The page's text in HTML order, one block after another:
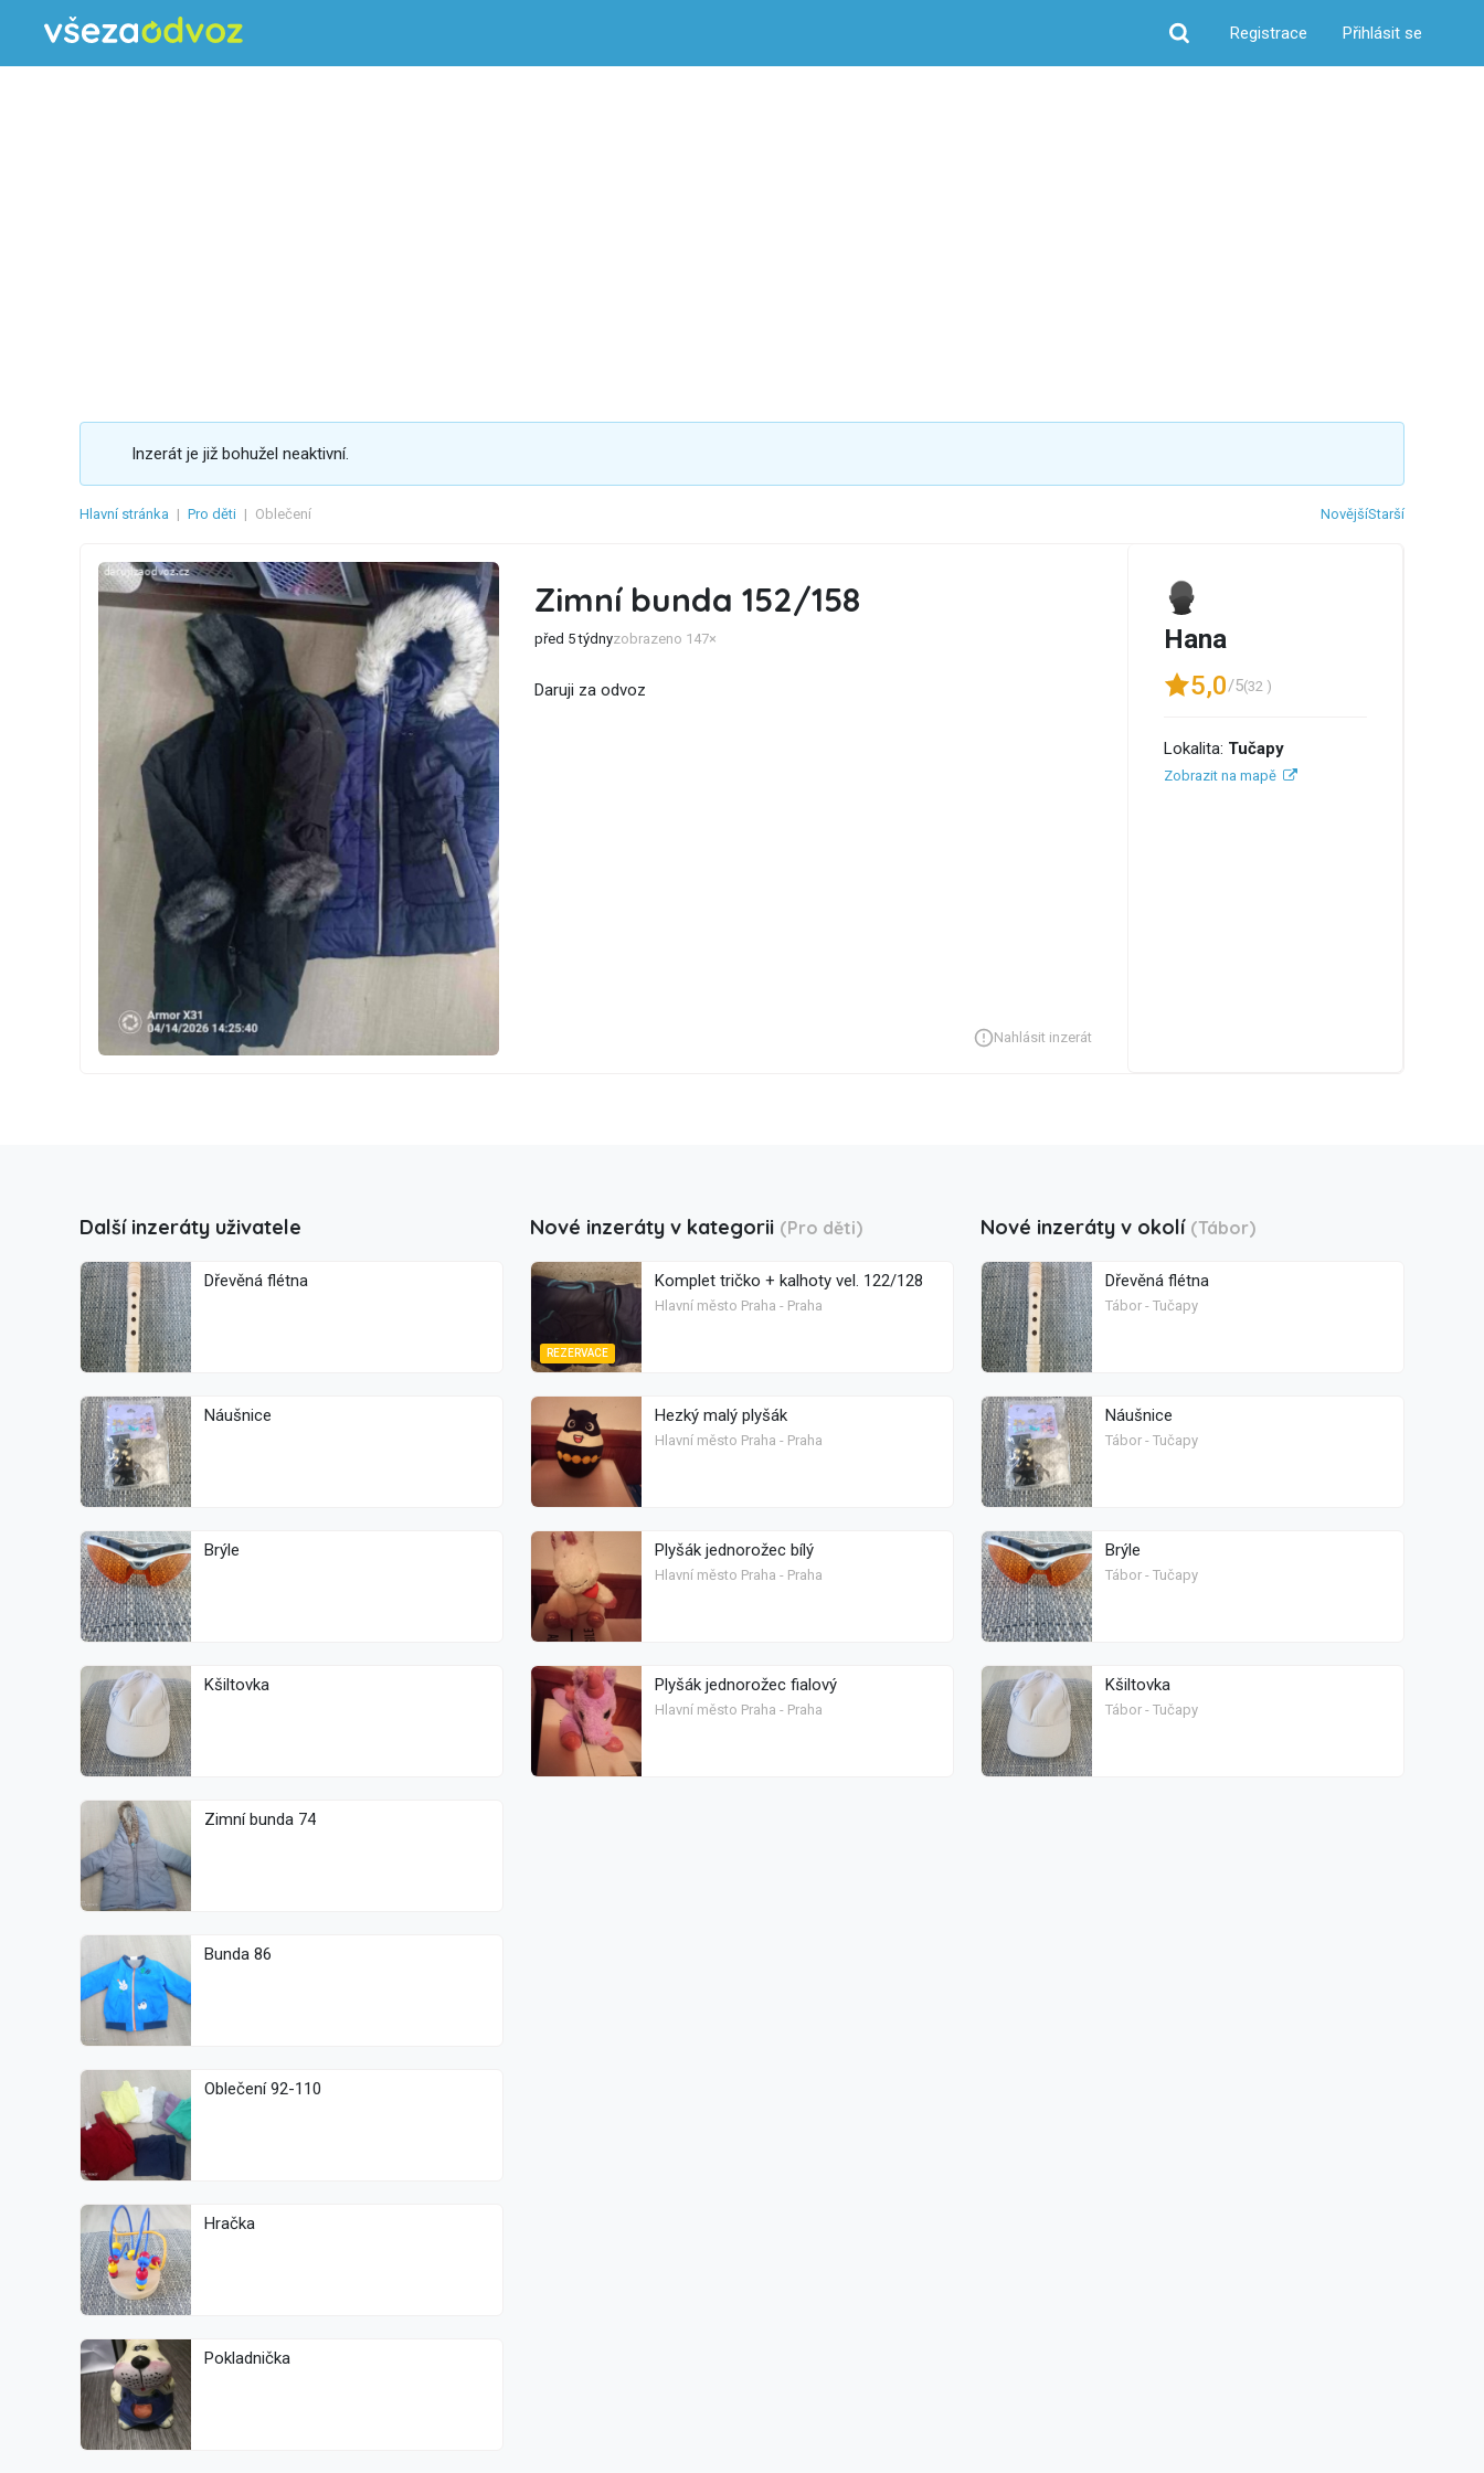
Hledat
Registrace Přihlásit se
Inzerát je již bohužel neaktivní.
Hlavní stránka | Pro děti | Oblečení NovějšíStarší
Zimní bunda 152/158
před 5 týdnyzobrazeno 147×
Daruji za odvoz
Nahlásit inzerát
Hana
5,0/5(32 )
Lokalita: Tučapy
Zobrazit na mapě
Další inzeráty uživatele
Dřevěná flétna
Náušnice
Brýle
Kšiltovka
Zimní bunda 74
Bunda 86
Oblečení 92-110
Hračka
Pokladnička
Nové inzeráty v kategorii (Pro děti)
REZERVACE
Komplet tričko + kalhoty vel. 122/128
Hlavní město Praha - Praha
Hezký malý plyšák
Hlavní město Praha - Praha
Plyšák jednorožec bílý
Hlavní město Praha - Praha
Plyšák jednorožec fialový
Hlavní město Praha - Praha
Nové inzeráty v okolí (Tábor)
Dřevěná flétna
Tábor - Tučapy
Náušnice
Tábor - Tučapy
Brýle
Tábor - Tučapy
Kšiltovka
Tábor - Tučapy